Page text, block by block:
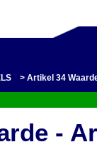
Artikel 34
-